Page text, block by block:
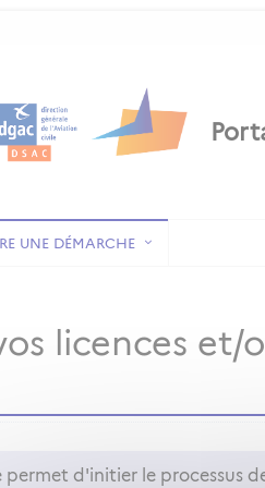
UNE DÉMARCHE
licences
d'initier le processus